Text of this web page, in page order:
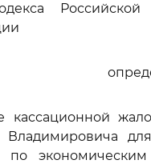
кассационной
Владимировича
по